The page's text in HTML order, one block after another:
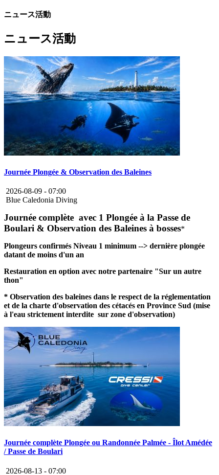
ニュース活動
ニュース活動
Journée Plongée & Observation des Baleines
2026-08-09 - 07:00
Blue Caledonia Diving
Journée complète avec 1 Plongée à la Passe de
Boulari & Observation des Baleines à bosses*
Plongeurs confirmés Niveau 1 minimum --> dernière plongée
datant de moins d'un an
Restauration en option avec notre partenaire "Sur un autre
thon"
* Observation des baleines dans le respect de la réglementation
et de la charte d'observation des cétacés en Province Sud (mise
à l'eau strictement interdite sur zone d'observation)
Journée complète Plongée ou Randonnée Palmée - Îlot Amédée
/ Passe de Boulari
2026-08-13 - 07:00